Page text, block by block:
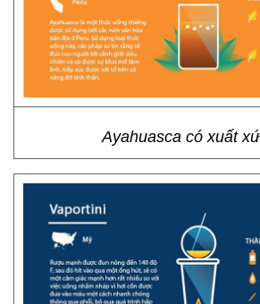
Ayahuasca có xuất